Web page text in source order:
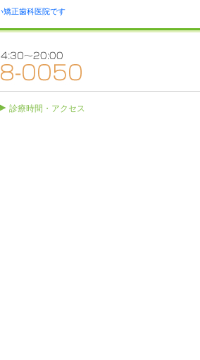
矯正歯科医院です
診療時間・アクセス